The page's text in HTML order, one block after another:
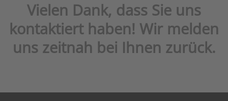
Vielen Dank, dass Sie uns
kontaktiert haben! Wir melden
uns zeitnah bei Ihnen zurück.